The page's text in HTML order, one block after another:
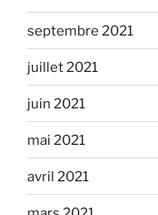
septembre 2021
juillet 2021
juin 2021
mai 2021
avril 2021